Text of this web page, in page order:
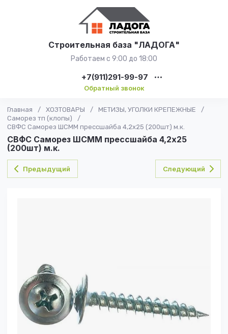
Строительная база "ЛАДОГА"
Работаем с 9:00 до 18:00
+7(911)291-99-97
Обратный звонок
Главная / ХОЗТОВАРЫ / МЕТИЗЫ, УГОЛКИ КРЕПЕЖНЫЕ
/
Саморез тп (клопы)
/
СВФС Саморез ШСММ прессшайба 4,2х25 (200шт) м.к.
СВФС Саморез ШСММ прессшайба 4,2х25
(200шт) м.к.
Предыдущий Следующий